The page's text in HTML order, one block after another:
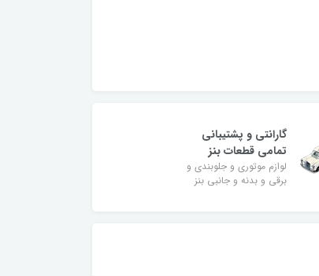
گارانتی و پشتیبانی
تمامی قطعات بنز
لوازم موتوری و جلوبندی و
برقی و بدنه و جانبی بنز